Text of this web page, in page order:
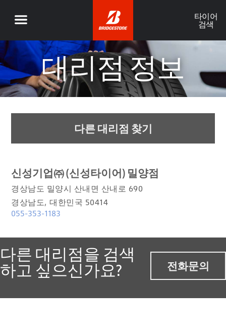
타이어
검색
대리점 정보
다른 대리점 찾기
신성기업㈜ (신성타이어) 밀양점
경상남도 밀양시 산내면 산내로 690
경상남도, 대한민국 50414
055-353-1183
다른 대리점을 검색
하고 싶으신가요?
전화문의